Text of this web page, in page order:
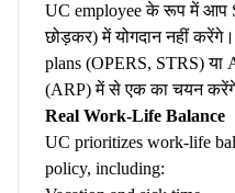
UC employee के रूप में आप
छोड़कर) में योगदान नहीं
plans (OPERS, STRS) या
(ARP) में से एक का चयन
Real Work-Life Balance
UC prioritizes work-life
policy, including: